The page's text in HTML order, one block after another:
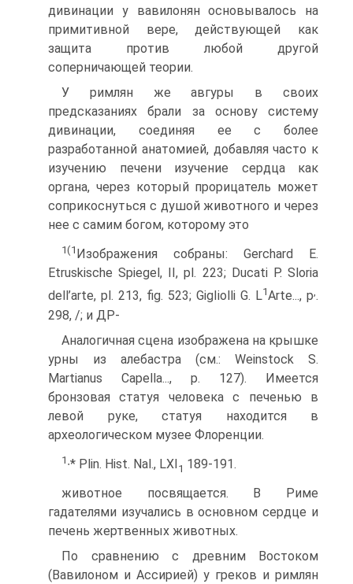
дивинации у вави­лонян основывалось на
примитивной вере, действующей как
защита против любой другой
соперничающей теории.
У римлян же авгуры в своих
предсказаниях брали за основу систему
дивинации, соединяя ее с более
разработанной анато­мией, добавляя часто к
изучению печени изучение сердца как
органа, через который прорицатель может
соприкоснуться с душой животного и через
нее с самим богом, которому это
1(1 Изображения собраны: Gerchard Е.
Etruskische Spiegel, II, pl. 223; Ducati P. Sloria
dell’arte, pl. 213, fig. 523; GigIiolli G. L1Arte..., p,.
298, /; и ДР-
Аналогичная сцена изображена на крышке
урны из алебастра (см.: Weinstock S.
Martianus Capella..., р. 127). Имеется
бронзовая статуя чело­века с печенью в
левой руке, статуя находится в
археологическом музее Флоренции.
1 ∙* Plin. Hist. Nal., LXI1 189-191.
животное посвящается. В Риме
гадателями изучались в основ­ном сердце и
печень жертвенных животных.
По сравнению с древним Востоком
(Вавилоном и Ассирией) у греков и римлян